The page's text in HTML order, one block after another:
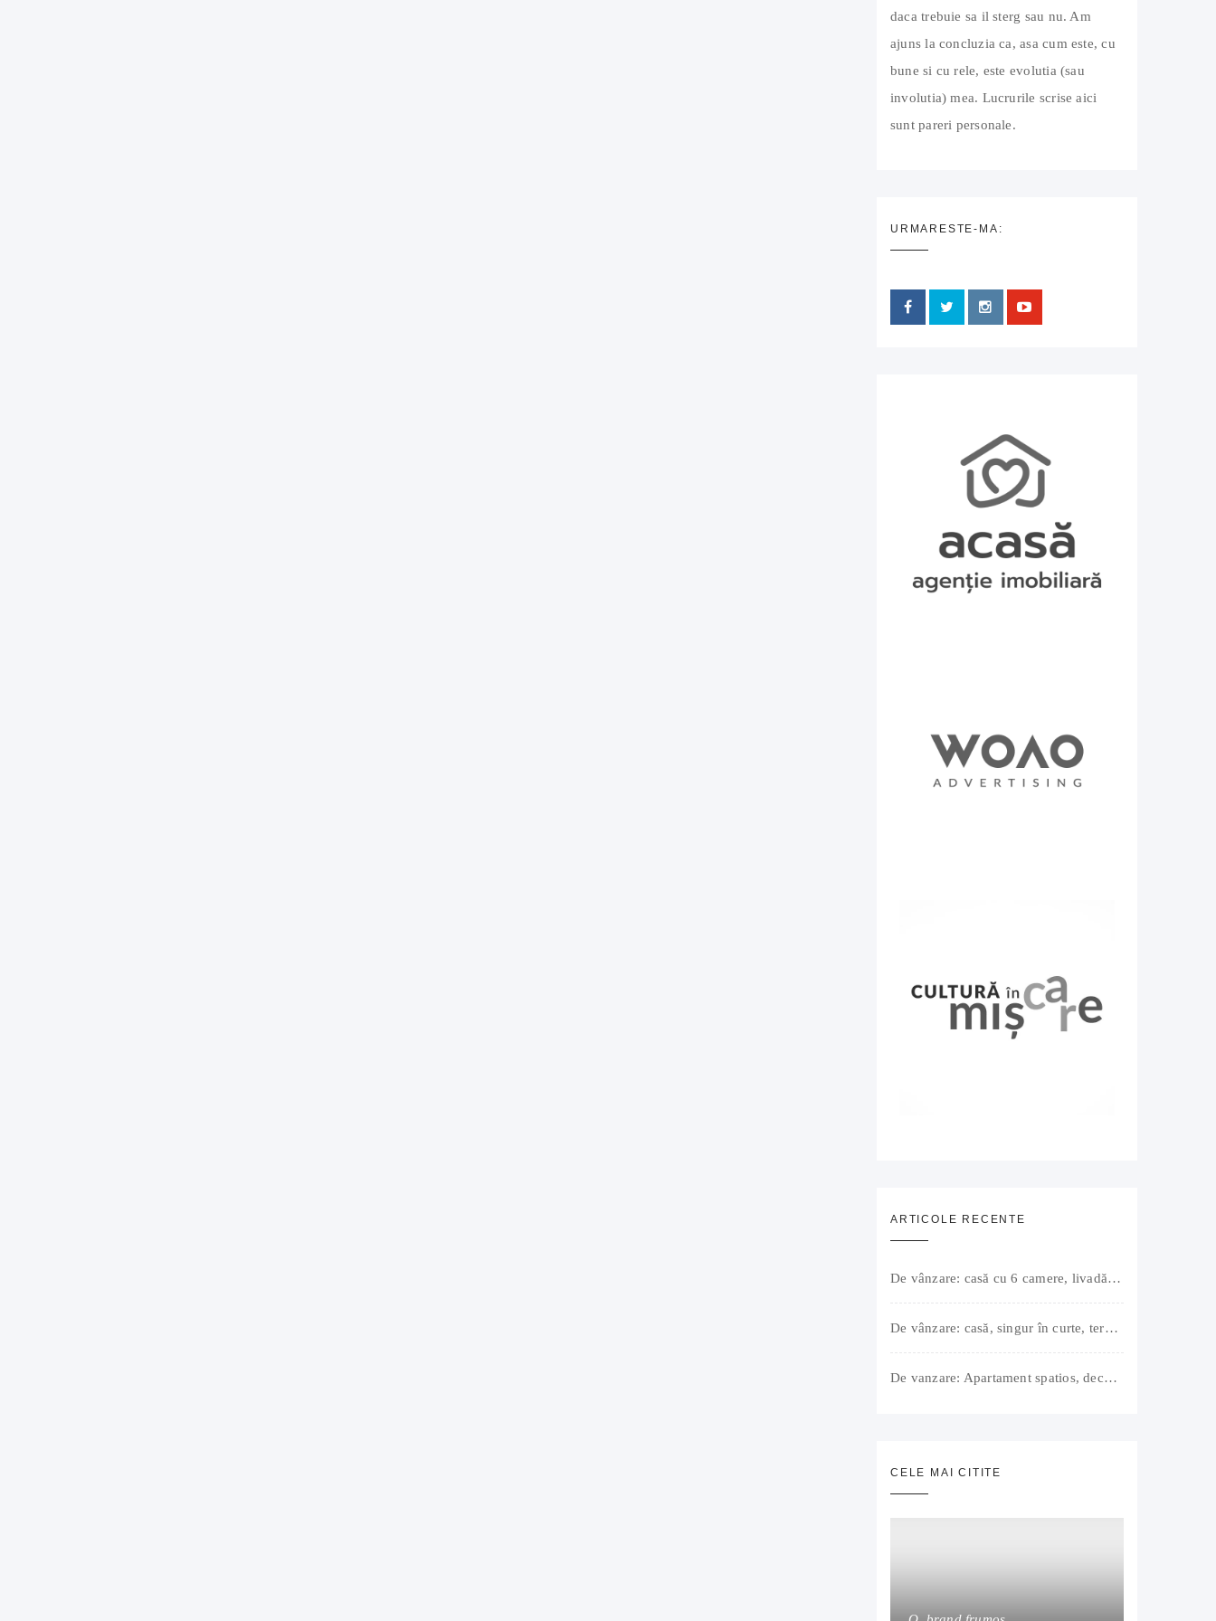
daca trebuie sa il sterg sau nu. Am
ajuns la concluzia ca, asa cum este, cu
bune si cu rele, este evolutia (sau
involutia) mea. Lucrurile scrise aici
sunt pareri personale.
URMARESTE-MA:
ARTICOLE RECENTE
De vânzare: casă cu 6 camere, livadă, 3 199 mp, Girișul Negru, Bihor, 42 000 Euro. Comision 0.
De vânzare: casă, singur în curte, teren 500 mp, Muntele Găina, Oradea. 157.000 € (negociabil). Comision 0.
De vanzare: Apartament spatios, decomandat, bine compartimentat, 3 camere, 2 bai, bucatarie, suprafață utilă de 64 mp + 3 balcoane (11 mp), strada Barierei, zona Dragos Voda Oradea. 89 500 E (neg). Comision 0
CELE MAI CITITE